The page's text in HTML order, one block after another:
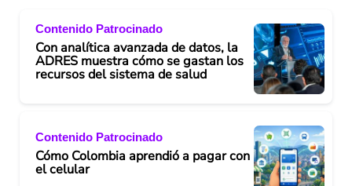
Contenido Patrocinado
Con analítica avanzada de datos, la
ADRES muestra cómo se gastan los
recursos del sistema de salud
Contenido Patrocinado
Cómo Colombia aprendió a pagar con
el celular